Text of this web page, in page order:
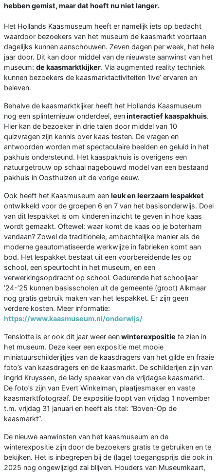
hebben gemist, maar dat hoeft nu niet langer.
Het Hollands Kaasmuseum heeft er namelijk iets op bedacht
waardoor bezoekers van het museum de kaasmarkt voortaan
dagelijks kunnen aanschouwen. Zeven dagen per week, het hele
jaar door. Dit kan door middel van de nieuwste aanwinst van het
museum: de kaasmarktkijker. Via augmented reality techniek
kunnen bezoekers de kaasmarktactiviteiten ‘live’ ervaren en
beleven.
Behalve de kaasmarktkijker heeft het Hollands Kaasmuseum
nog een splinternieuw onderdeel, eeninteractief kaaspakhuis.
Hier kan de bezoeker in drie talen door middel van 10
quizvragen zijn kennis over kaas testen. De vragen en
antwoorden worden met spectaculaire beelden en geluid in het
pakhuis ondersteund. Het kaaspakhuis is overigens een
natuurgetrouw op schaal nagebouwd model van een bestaand
pakhuis in Oosthuizen uit de vorige eeuw.
Ook heeft het Kaasmuseum een leuk en leerzaam lespakket
ontwikkeld voor de groepen 6 en 7 van het basisonderwijs. Doel
van dit lespakket is om kinderen inzicht te geven in hoe kaas
wordt gemaakt. Oftewel: waar komt de kaas op je boterham
vandaan? Zowel de traditionele, ambachtelijke manier als de
moderne geautomatiseerde werkwijze in fabrieken komt aan
bod. Het lespakket bestaat uit een voorbereidende les op
school, een speurtocht in het museum, en een
verwerkingsopdracht op school. Gedurende het schooljaar
’24-’25 kunnen basisscholen uit de gemeente (groot) Alkmaar
nog gratis gebruik maken van het lespakket. Er zijn geen
verdere kosten. Meer informatie:
https://www.kaasmuseum.nl/onderwijs/
Tenslotte is er ook dit jaar weer eenwinterexpositie te zien in
het museum. Deze keer een expositie met mooie
miniatuurschilderijtjes van de kaasdragers van het gilde en fraaie
foto’s van kaasdragers en de kaasmarkt. De schilderijen zijn van
Ingrid Kruyssen, de lady speaker van de vrijdagse kaasmarkt.
De foto’s zijn van Evert Winkelman, plaatjesmaker en vaste
kaasmarktfotograaf. De expositie loopt van vrijdag 1 november
t.m. vrijdag 31 januari en heeft als titel: “Boven-Op de
kaasmarkt”.
De nieuwe aanwinsten van het kaasmuseum en de
winterexpositie zijn door de bezoekers gratis te gebruiken en te
bekijken. Het is inbegrepen bij de (lage) toegangsprijs die ook in
2025 nog ongewijzigd zal blijven. Houders van Museumkaart,